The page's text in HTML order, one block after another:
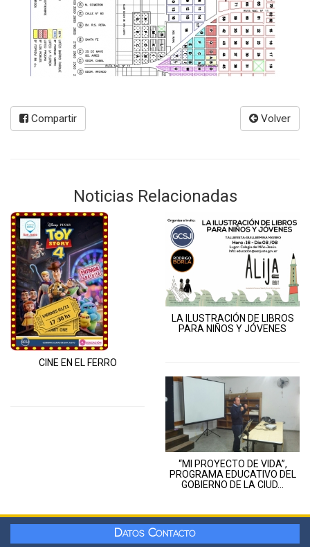
Compartir Volver
Noticias Relacionadas
CINE EN EL FERRO
LA ILUSTRACIÓN DE LIBROS
PARA NIÑOS Y JÓVENES
“MI PROYECTO DE VIDA”,
PROGRAMA EDUCATIVO DEL
GOBIERNO DE LA CIUD...
Datos Contacto